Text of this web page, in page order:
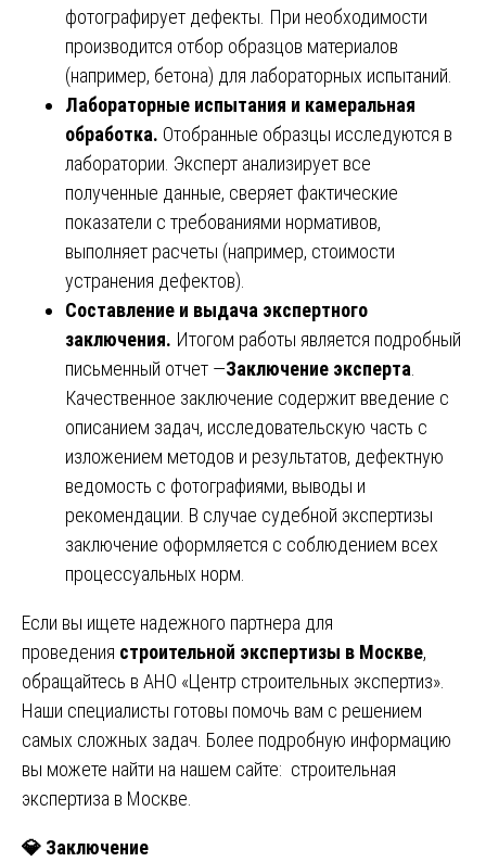
фотографирует дефекты. При необходимости
производится отбор образцов материалов
(например, бетона) для лабораторных испытаний.
Лабораторные испытания и камеральная
обработка. Отобранные образцы исследуются в
лаборатории. Эксперт анализирует все
полученные данные, сверяет фактические
показатели с требованиями нормативов,
выполняет расчеты (например, стоимости
устранения дефектов).
Составление и выдача экспертного
заключения. Итогом работы является подробный
письменный отчет —Заключение эксперта
Качественное заключение содержит введение с
описанием задач, исследовательскую часть с
изложением методов и результатов, дефектную
ведомость с фотографиями, выводы и
рекомендации. В случае судебной экспертизы
заключение оформляется с соблюдением всех
процессуальных норм.
Если вы ищете надежного партнера для
проведения строительной экспертизы в Москве,
обращайтесь в АНО «Центр строительных экспертиз».
Наши специалисты готовы помочь вам с решением
самых сложных задач. Более подробную информацию
вы можете найти на нашем сайте: строительная
экспертиза в Москве
💎 Заключение